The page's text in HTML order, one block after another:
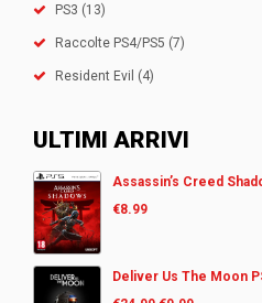
PS3 (13)
Raccolte PS4/PS5 (7)
Resident Evil (4)
ULTIMI ARRIVI
Assassin’s Creed
€8.99
Deliver Us The Moon